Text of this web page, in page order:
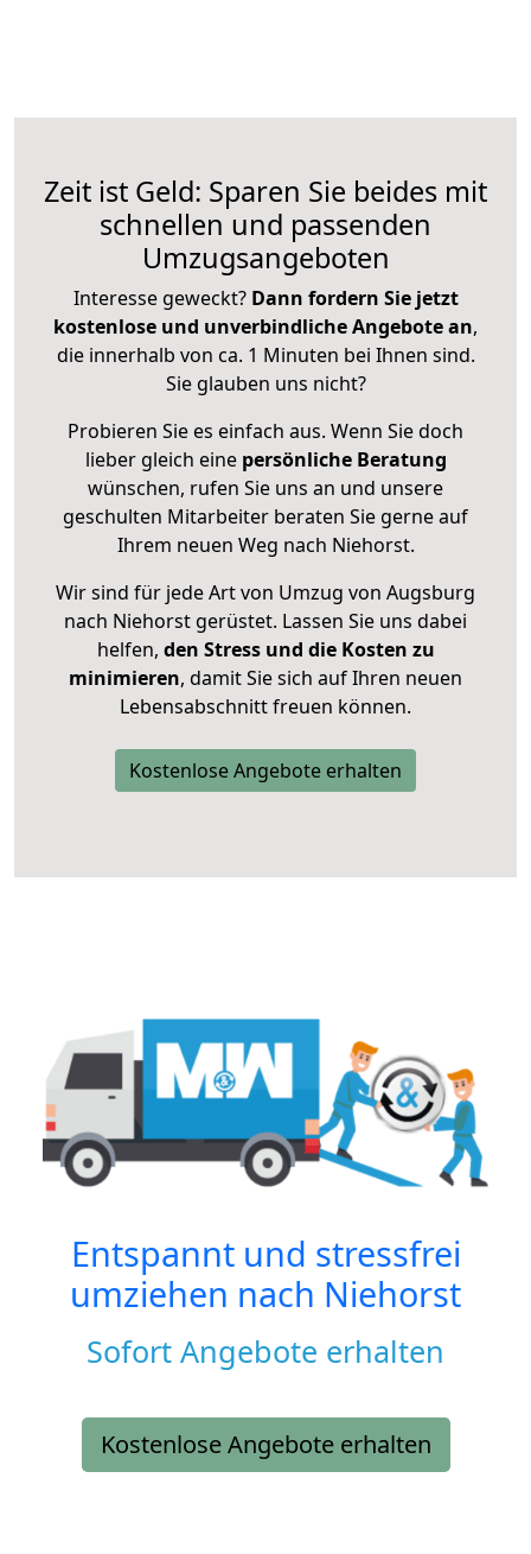
Zeit ist Geld: Sparen Sie beides mit
schnellen und passenden
Umzugsangeboten
Interesse geweckt? Dann fordern Sie jetzt
kostenlose und unverbindliche Angebote an,
die innerhalb von ca. 1 Minuten bei Ihnen sind.
Sie glauben uns nicht?
Probieren Sie es einfach aus. Wenn Sie doch
lieber gleich eine persönliche Beratung
wünschen, rufen Sie uns an und unsere
geschulten Mitarbeiter beraten Sie gerne auf
Ihrem neuen Weg nach Niehorst.
Wir sind für jede Art von Umzug von Augsburg
nach Niehorst gerüstet. Lassen Sie uns dabei
helfen, den Stress und die Kosten zu
minimieren, damit Sie sich auf Ihren neuen
Lebensabschnitt freuen können.
Kostenlose Angebote erhalten
Entspannt und stressfrei
umziehen nach Niehorst
Sofort Angebote erhalten
Kostenlose Angebote erhalten